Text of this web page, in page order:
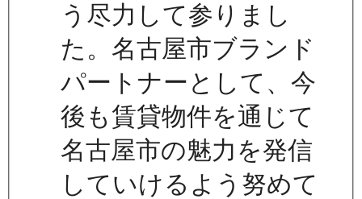
う尽力して参りまし
た。名古屋市ブランド
パートナーとして、今
後も賃貸物件を通じて
名古屋市の魅力を発信
していけるよう努めて